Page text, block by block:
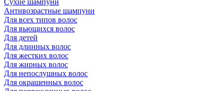
Сухие шампуни
Антивозрастные шампуни
Для всех типов волос
Для вьющихся волос
Для детей
Для длинных волос
Для жестких волос
Для жирных волос
Для непослушных волос
Для окрашенных волос